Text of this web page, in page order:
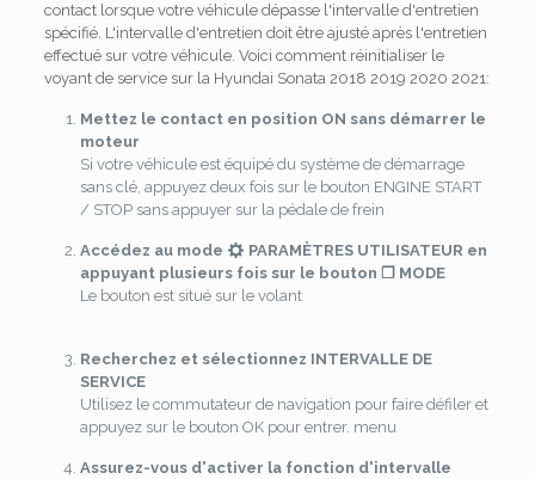
contact lorsque votre véhicule dépasse l'intervalle d'entretien
spécifié. L'intervalle d'entretien doit être ajusté après l'entretien
effectué sur votre véhicule. Voici comment réinitialiser le
voyant de service sur la Hyundai Sonata 2018 2019 2020 2021:
Mettez le contact en position ON sans démarrer le
moteur
Si votre véhicule est équipé du système de démarrage
sans clé, appuyez deux fois sur le bouton ENGINE START
/ STOP sans appuyer sur la pédale de frein
Accédez au mode
PARAMÈTRES UTILISATEUR en
appuyant plusieurs fois sur le bouton ❐ MODE
Le bouton est situé sur le volant
Recherchez et sélectionnez INTERVALLE DE
SERVICE
Utilisez le commutateur de navigation pour faire défiler et
appuyez sur le bouton OK pour entrer. menu
Assurez-vous d'activer la fonction d'intervalle